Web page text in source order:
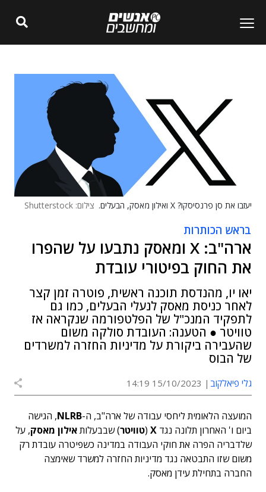
יעזבו את סן פרנסיסקו? X ואילון מאסק, הבעלים. צילום: Shutterstock
בראש הכותרות
ארה"ב: X ומאסק נתבעו על שהפרו
את החוק בפיטורי עובדת
יאו יו, מהנדסת תוכנה ראשית, פוטרה זמן קצר
לאחר כניסת מאסק לנעלי הבעלים, כמו גם
לתפקיד המנכ"ל של הפלטפורמה שנקראה אז
טוויטר ● הטענה: העובדת סולקה משום
שהעבירה ביקורת על מדיניות החזרה למשרדים
של הבוס
גלי פיאלקוב 15/10/2023 14:19
המועצה הלאומית ליחסי עבודה של ארה"ב, ה-NLRB, הגישה
ביום ו' האחרון תלונה נגד X
(טוויטר) שבבעלותאילון מאסק, על
שלדבריה הפרה את חוקי העבודה במדינה כשפיטרה עובדת רק
משום שזו התבטאה נגד מדיניות החזרה למשרד שאימצה
החברה בתחילת עידן מאסק.